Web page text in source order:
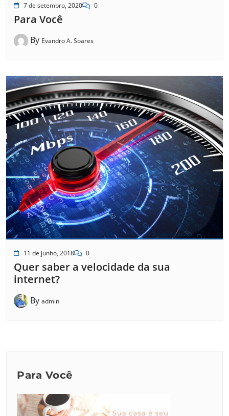
7 de setembro, 2020 0
Para Você
By Evandro A. Soares
11 de junho, 2018 0
Quer saber a velocidade da sua
internet?
By admin
Para Você